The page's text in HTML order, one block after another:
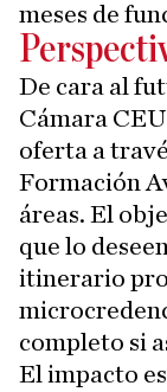
meses de
De cara al
Cámara
oferta a
Formación
áreas. El
que lo
itinerario
completo si
El impacto